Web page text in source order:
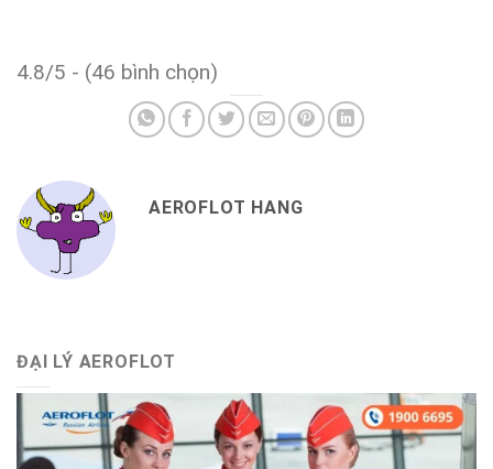
4.8/5 - (46 bình chọn)
AEROFLOT HANG
ĐẠI LÝ AEROFLOT